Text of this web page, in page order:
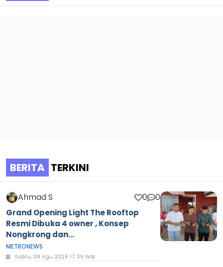
BERITA TERKINI
Ahmad S 0 0
Grand Opening Light The Rooftop
Resmi Dibuka 4 owner , Konsep
Nongkrong dan...
METRONEWS
Sabtu, 08 Agu 2026 17:39 WIB